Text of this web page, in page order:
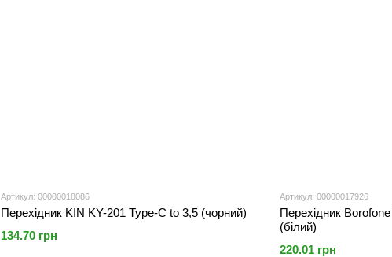
Артикул: 00000018086
Перехідник KIN KY-201 Type-C to 3,5 (чорний)
134.70 грн
Артикул: 00000017926
Перехідник
(білий)
220.01 грн